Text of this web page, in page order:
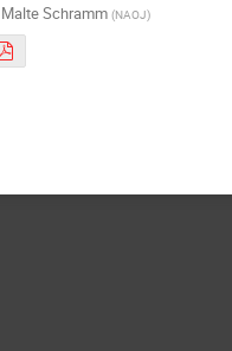
Malte Schramm (NAOJ)